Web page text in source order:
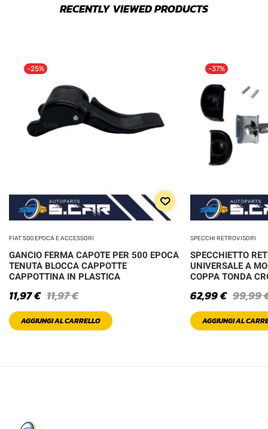
RECENTLY VIEWED PRODUCTS
-25%
FIAT 500 EPOCA E ACCESSORI
GANCIO FERMA CAPOTE PER 500 EPOCA
TENUTA BLOCCA CAPPOTTE
CAPPOTTINA IN PLASTICA
11,97€
11,97€
AGGIUNGI AL CARRELLO
-37%
SPECCHI RETROVISORI
SPECCHIETTO
UNIVERSALE A
COPPA TONDA
99,99
62,99€
AGGIUNGI AL